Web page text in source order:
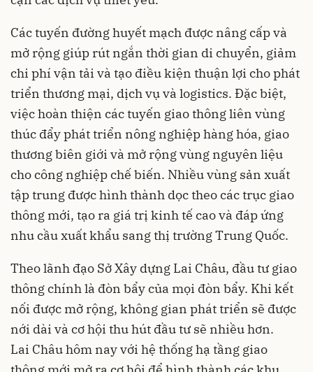
Các tuyến đường huyết mạch được nâng cấp và
mở rộng giúp rút ngắn thời gian di chuyển, giảm
chi phí vận tải và tạo điều kiện thuận lợi cho phát
triển thương mại, dịch vụ và logistics. Đặc biệt,
việc hoàn thiện các tuyến giao thông liên vùng
thúc đẩy phát triển nông nghiệp hàng hóa, giao
thương biên giới và mở rộng vùng nguyên liệu
cho công nghiệp chế biến. Nhiều vùng sản xuất
tập trung được hình thành dọc theo các trục giao
thông mới, tạo ra giá trị kinh tế cao và đáp ứng
nhu cầu xuất khẩu sang thị trường Trung Quốc.
Theo lãnh đạo Sở Xây dựng Lai Châu, đầu tư giao
thông chính là đòn bẩy của mọi đòn bẩy. Khi kết
nối được mở rộng, không gian phát triển sẽ được
nới dài và cơ hội thu hút đầu tư sẽ nhiều hơn.
Lai Châu hôm nay với hệ thống hạ tầng giao